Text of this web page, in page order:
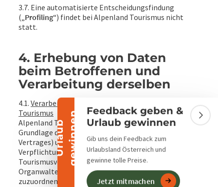
U
r
l
a
u
b
g
e
w
i
n
n
en
Banner einklappen
Feedback geben &
Urlaub gewinnen
Gib uns dein Feedback zum
Urlaubsland Österreich und
gewinne tolle Preise.
Jetzt mitmachen
3.7. Eine automatisierte Entscheidungsfindung
(„Profiling“) findet bei Alpenland Tourismus nicht
statt.
4. Erhebung von Daten
beim Betroffenen und
Verarbeitung derselben
4.1. Verarbeitung von Daten im Rahmen von Alpenland
Tourismus
Alpenland Tourismus erhebt und verarbeitet auf
Grundlage der Art 6 Abs 1 lit b) (Erfüllung eines
Vertrages) und c) (Erfüllung einer rechtlichen
Verpflichtung) DSGVO Daten der Mitglieder des
Tourismusverbandes Alpenland und von deren
Organwalter sowie erforderlichenfalls von ihnen
zuzuordnender Personen (Mitarbeiter).